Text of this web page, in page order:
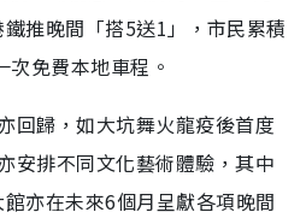
推晚間「搭5送1」，市民累積
免費本地車程。
回歸，如大坑舞火龍疫後首度
安排不同文化藝術體驗，其中
亦在未來6個月呈獻各項晚間